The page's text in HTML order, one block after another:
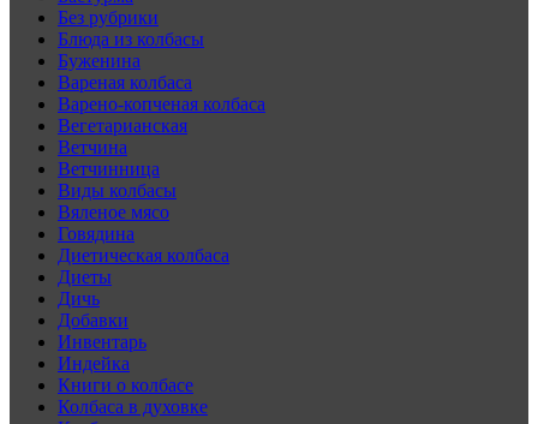
Без рубрики
Блюда из колбасы
Буженина
Вареная колбаса
Варено-копченая колбаса
Вегетарианская
Ветчина
Ветчинница
Виды колбасы
Вяленое мясо
Говядина
Диетическая колбаса
Диеты
Дичь
Добавки
Инвентарь
Индейка
Книги о колбасе
Колбаса в духовке